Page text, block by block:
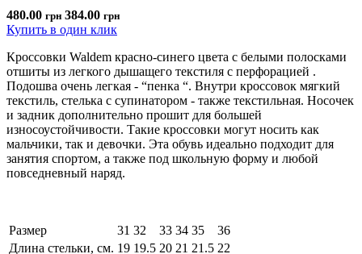
480.00 грн 384.00 грн
Купить в один клик
Кроссовки Waldem красно-синего цвета с белыми полосками
отшиты из легкого дышащего текстиля с перфорацией .
Подошва очень легкая - “пенка “. Внутри кроссовок мягкий
текстиль, стелька с супинатором - также текстильная. Носочек
и задник дополнительно прошит для большей
износоустойчивости. Такие кроссовки могут носить как
мальчики, так и девочки. Эта обувь идеально подходит для
занятия спортом, а также под школьную форму и любой
повседневный наряд.
Размер 31 32 33 34 35
36
Длина стельки, см. 19 19.5 20 21 21.5 22